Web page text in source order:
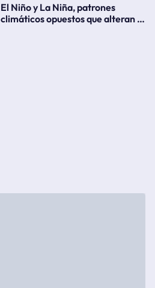
El Niño y La Niña, patrones
climáticos opuestos que alteran la